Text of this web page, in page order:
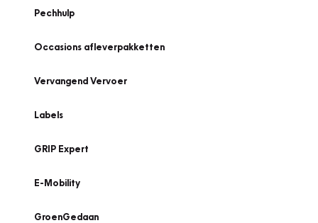
Pechhulp
Occasions afleverpakketten
Vervangend Vervoer
Labels
GRIP Expert
E-Mobility
GroenGedaan